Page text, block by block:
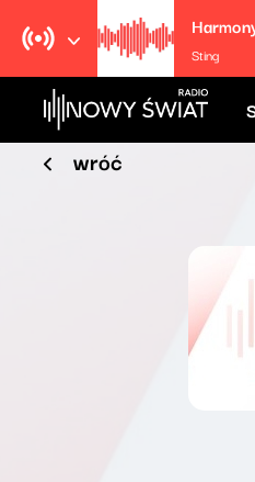
Sting
wróć